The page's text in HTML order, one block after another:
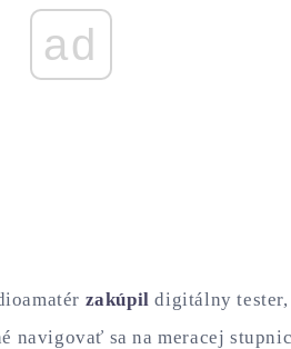
ad
zakúpil digitálny
navigovať sa na meracej